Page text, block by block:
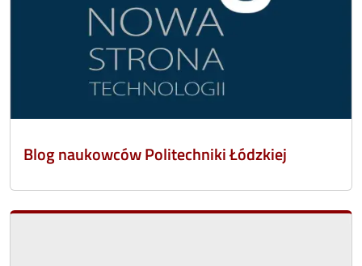
Blog naukowców Politechniki Łódzkiej